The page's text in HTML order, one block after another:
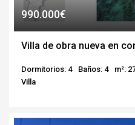
990.000€
Villa de obra nueva en
Dormitorios: 4 Baños: 4
m²:
Villa